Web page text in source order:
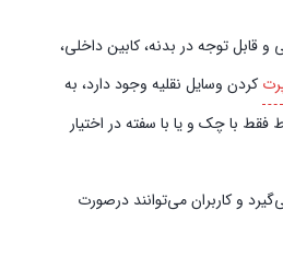
قابل توجه در بدنه، کابین داخلی،
کردن وسایل نقلیه وجود دارد، به
با چک و یا با سفته در اختیار
و کاربران می‌توانند در‌صورت